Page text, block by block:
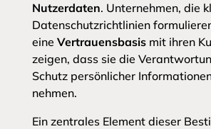
Nutzerdaten. Unternehmen, die
Datenschutzrichtlinien
eine Vertrauensbasismit ihren
zeigen, dass sie die
Schutz persönlicher
nehmen.
Ein zentrales Element dieser